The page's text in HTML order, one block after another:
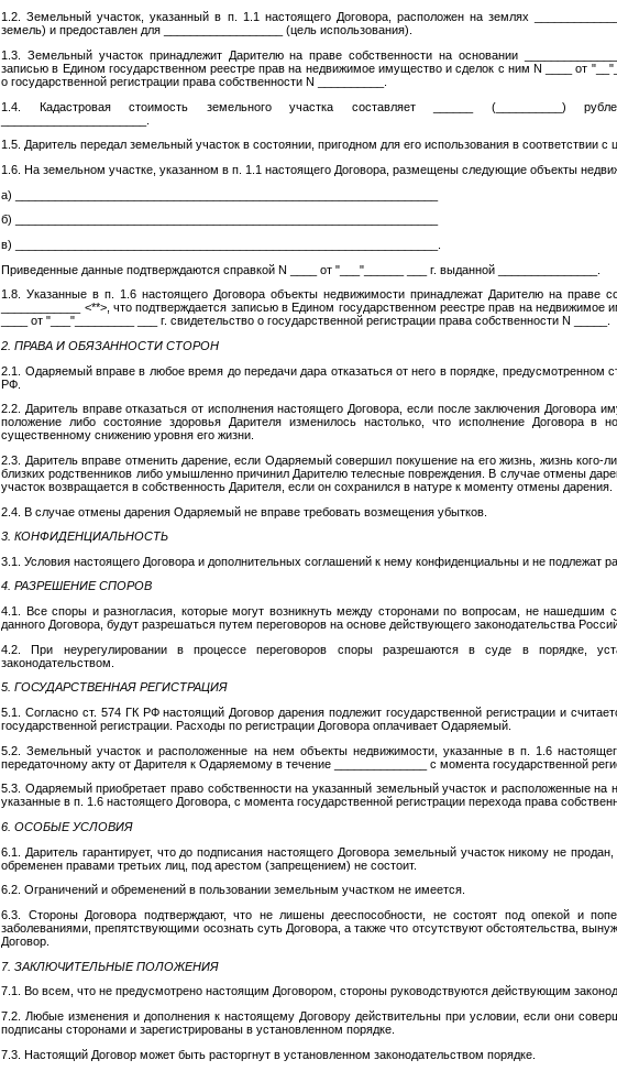
1.2. Земельный участок, указанный в п. 1.1 настоящего Договора, расположен на землях
земель) и предоставлен для __________________ (цель использования).
1.3. Земельный участок принадлежит Дарителю на праве собственности на основании
записью в Едином государственном реестре прав на недвижимое имущество и сделок с ним N ____ от
о государственной регистрации права собственности N __________.
1.4. Кадастровая стоимость земельного участка составляет ______ (__________)
1.5. Даритель передал земельный участок в состоянии, пригодном для его использования в соответствии с
1.6. На земельном участке, указанном в п. 1.1 настоящего Договора, размещены следующие объекты
а) ________________________________________________________________
б) ________________________________________________________________
в) ________________________________________________________________.
Приведенные данные подтверждаются справкой N ____ от "___"______ ___ г. выданной _______________.
1.8. Указанные в п. 1.6 настоящего Договора объекты недвижимости принадлежат Дарителю на праве
____________ <**>, что подтверждается записью в Едином государственном реестре прав на недвижимое
____ от "___"_________ ___ г. свидетельство о государственной регистрации права собственности N _____.
2. ПРАВА И ОБЯЗАННОСТИ СТОРОН
2.1. Одаряемый вправе в любое время до передачи дара отказаться от него в порядке, предусмотренном
РФ.
2.2. Даритель вправе отказаться от исполнения настоящего Договора, если после заключения Договора
положение либо состояние здоровья Дарителя изменилось настолько, что исполнение Договора в
существенному снижению уровня его жизни.
2.3. Даритель вправе отменить дарение, если Одаряемый совершил покушение на его жизнь, жизнь кого-
близких родственников либо умышленно причинил Дарителю телесные повреждения. В случае отмены
участок возвращается в собственность Дарителя, если он сохранился в натуре к моменту отмены дарения.
2.4. В случае отмены дарения Одаряемый не вправе требовать возмещения убытков.
3. КОНФИДЕНЦИАЛЬНОСТЬ
3.1. Условия настоящего Договора и дополнительных соглашений к нему конфиденциальны и не подлежат
4. РАЗРЕШЕНИЕ СПОРОВ
4.1. Все споры и разногласия, которые могут возникнуть между сторонами по вопросам, не нашедшим
данного Договора, будут разрешаться путем переговоров на основе действующего законодательства
4.2. При неурегулировании в процессе переговоров споры разрешаются в суде в порядке,
законодательством.
5. ГОСУДАРСТВЕННАЯ РЕГИСТРАЦИЯ
5.1. Согласно ст. 574 ГК РФ настоящий Договор дарения подлежит государственной регистрации и
государственной регистрации. Расходы по регистрации Договора оплачивает Одаряемый.
5.2. Земельный участок и расположенные на нем объекты недвижимости, указанные в п. 1.6
передаточному акту от Дарителя к Одаряемому в течение ______________ с момента государственной
5.3. Одаряемый приобретает право собственности на указанный земельный участок и расположенные на
указанные в п. 1.6 настоящего Договора, с момента государственной регистрации перехода права
6. ОСОБЫЕ УСЛОВИЯ
6.1. Даритель гарантирует, что до подписания настоящего Договора земельный участок никому не
обременен правами третьих лиц, под арестом (запрещением) не состоит.
6.2. Ограничений и обременений в пользовании земельным участком не имеется.
6.3. Стороны Договора подтверждают, что не лишены дееспособности, не состоят под опекой и
заболеваниями, препятствующими осознать суть Договора, а также что отсутствуют обстоятельства,
Договор.
7. ЗАКЛЮЧИТЕЛЬНЫЕ ПОЛОЖЕНИЯ
7.1. Во всем, что не предусмотрено настоящим Договором, стороны руководствуются действующим
7.2. Любые изменения и дополнения к настоящему Договору действительны при условии, если они
подписаны сторонами и зарегистрированы в установленном порядке.
7.3. Настоящий Договор может быть расторгнут в установленном законодательством порядке.